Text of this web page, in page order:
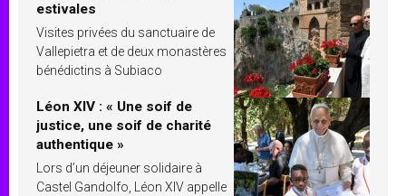
estivales
Visites privées du sanctuaire de
Vallepietra et de deux monastères
bénédictins à Subiaco
Léon XIV : « Une soif de
justice, une soif de charité
authentique »
Lors d’un déjeuner solidaire à
Castel Gandolfo, Léon XIV appelle